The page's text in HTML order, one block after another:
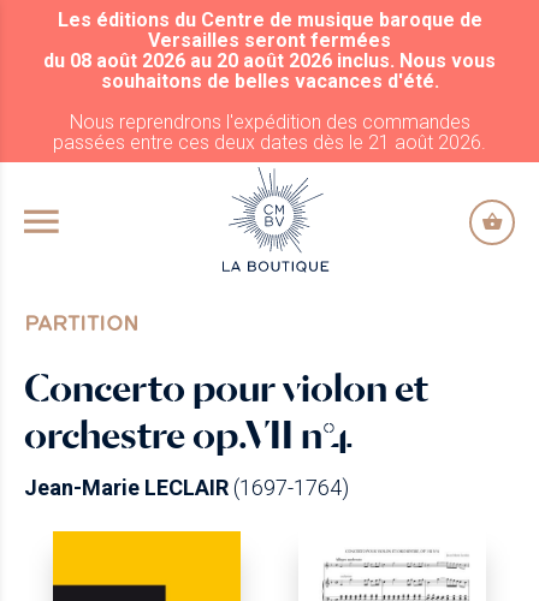
ALLER AU CONTENU PRINCIPAL
Les éditions du Centre de musique baroque de
Versailles seront fermées
du 08 août 2026 au 20 août 2026 inclus. Nous vous
souhaitons de belles vacances d'été.
Nous reprendrons l'expédition des commandes
passées entre ces deux dates dès le 21 août 2026.
PARTITION
Concerto pour violon et
orchestre op.VII n°4
Jean-Marie LECLAIR(1697-1764)